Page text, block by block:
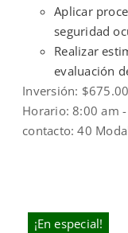
Aplicar
seguridad
Realizar
evaluación
Inversión:
Horario: 8:00 am
contacto: 40
¡En especial!